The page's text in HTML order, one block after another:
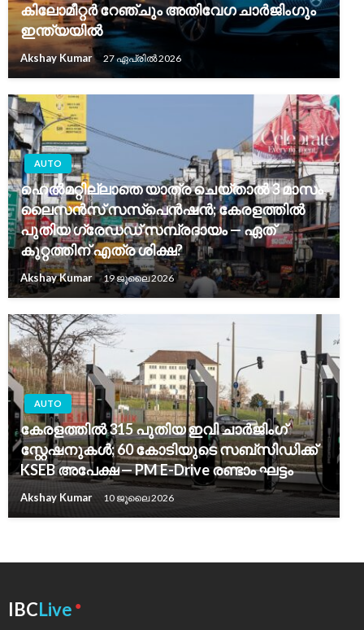
കിലോമീറ്റർ റേഞ്ചും അതിവേഗ ചാർജിംഗും
ഇന്ത്യയിൽ
Akshay Kumar 27 ഏപ്രിൽ 2026
AUTO
ഹെൽമറ്റില്ലാതെ യാത്ര ചെയ്താൽ 3 മാസം
ലൈസൻസ് സസ്പെൻഷൻ; കേരളത്തിൽ
പുതിയ ഗ്രേഡഡ് സമ്പ്രദായം — ഏത്
കുറ്റത്തിന് എത്ര ശിക്ഷ?
Akshay Kumar 19 ജൂലൈ 2026
AUTO
കേരളത്തിൽ 315 പുതിയ ഇവി ചാർജിംഗ്
സ്റ്റേഷനുകൾ; 60 കോടിയുടെ സബ്‌സിഡിക്ക്
KSEB അപേക്ഷ — PM E-Drive രണ്ടാം ഘട്ടം
Akshay Kumar 10 ജൂലൈ 2026
IBCLive ●